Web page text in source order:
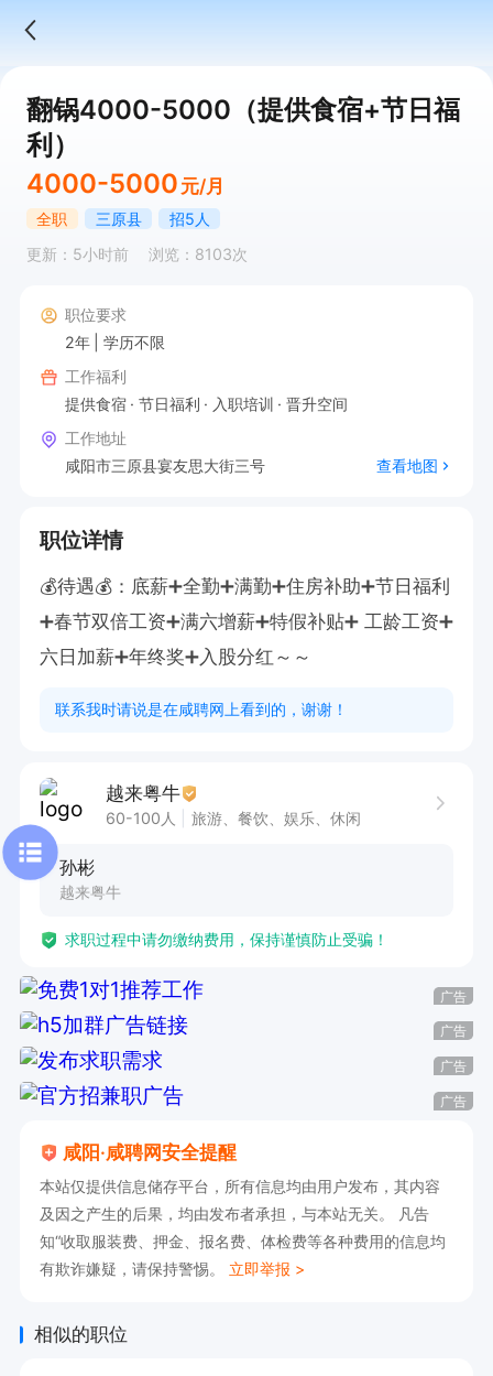
翻锅4000-5000（提供食宿+节日福
利）
4000-5000 元/月
全职 三原县
招5人
更新：5小时前
浏览：8103次
职位要求
2年
学历不限
工作福利
提供食宿
节日福利 入职培训
晋升空间
工作地址
咸阳市三原县宴友思大街三号
查看地图
职位详情
💰待遇💰：底薪➕全勤➕满勤➕住房补助➕节日福利
➕春节双倍工资➕满六增薪➕特假补贴➕ 工龄工资➕
六日加薪➕年终奖➕入股分红～～
联系我时请说是在咸聘网上看到的，谢谢！
越来粤牛
60-100人 旅游、餐饮、娱乐、休闲
孙彬
越来粤牛
求职过程中请勿缴纳费用，保持谨慎防止受骗！
广告
广告
广告
广告
咸阳·咸聘网安全提醒
本站仅提供信息储存平台，所有信息均由用户发布，其内容
及因之产生的后果，均由发布者承担，与本站无关。 凡告
知“收取服装费、押金、报名费、体检费等各种费用的信息均
有欺诈嫌疑，请保持警惕。 立即举报 >
相似的职位